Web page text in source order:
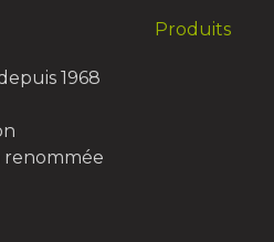
1968
renommée
Produits